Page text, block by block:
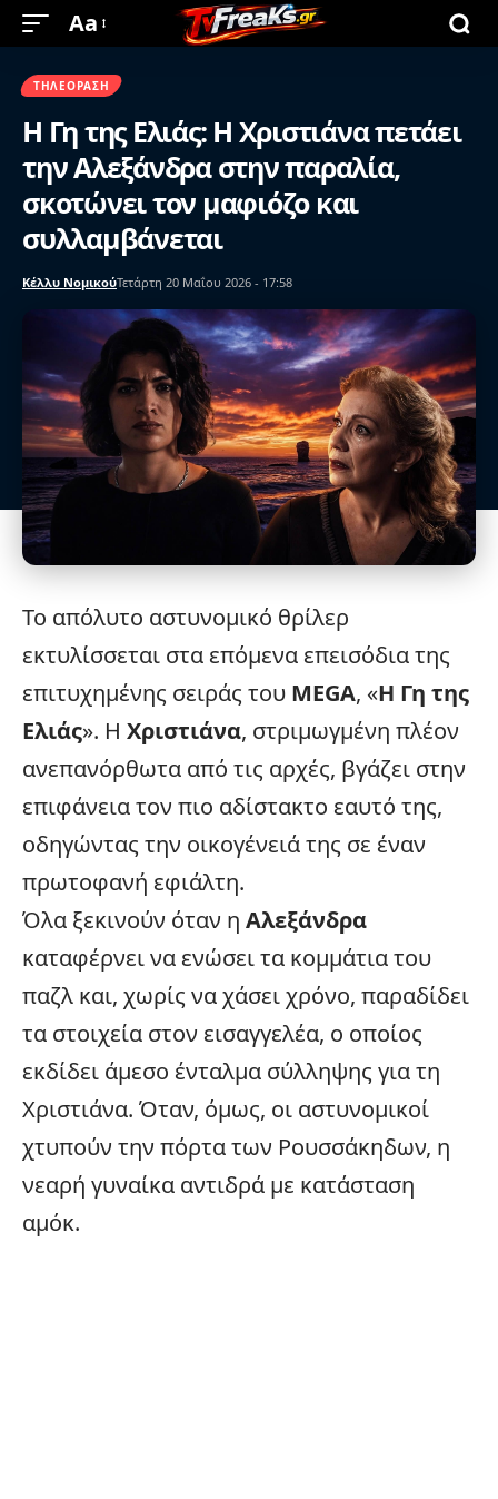
Aa
ΤΗΛΕΌΡΑΣΗ
Η Γη της Ελιάς: Η Χριστιάνα πετάει
την Αλεξάνδρα στην παραλία,
σκοτώνει τον μαφιόζο και
συλλαμβάνεται
Κέλλυ ΝομικούΤετάρτη 20 Μαΐου 2026 - 17:58
Το απόλυτο αστυνομικό θρίλερ
εκτυλίσσεται στα επόμενα επεισόδια της
επιτυχημένης σειράς του MEGA, «Η Γη της
Ελιάς». Η Χριστιάνα, στριμωγμένη πλέον
ανεπανόρθωτα από τις αρχές, βγάζει στην
επιφάνεια τον πιο αδίστακτο εαυτό της,
οδηγώντας την οικογένειά της σε έναν
πρωτοφανή εφιάλτη.
Όλα ξεκινούν όταν η Αλεξάνδρα
καταφέρνει να ενώσει τα κομμάτια του
παζλ και, χωρίς να χάσει χρόνο, παραδίδει
τα στοιχεία στον εισαγγελέα, ο οποίος
εκδίδει άμεσο ένταλμα σύλληψης για τη
Χριστιάνα. Όταν, όμως, οι αστυνομικοί
χτυπούν την πόρτα των Ρουσσάκηδων, η
νεαρή γυναίκα αντιδρά με κατάσταση
αμόκ.